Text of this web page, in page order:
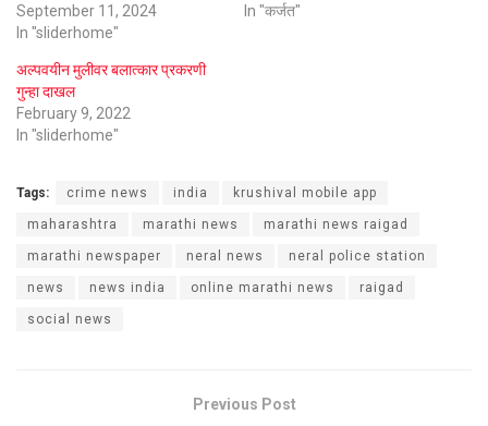
September 11, 2024
In "sliderhome"
In "कर्जत"
अल्पवयीन मुलीवर बलात्कार प्रकरणी
गुन्हा दाखल
February 9, 2022
In "sliderhome"
Tags: crime news india krushival mobile app
maharashtra marathi news marathi news raigad
marathi newspaper neral news neral police station
news news india online marathi news raigad
social news
Previous Post